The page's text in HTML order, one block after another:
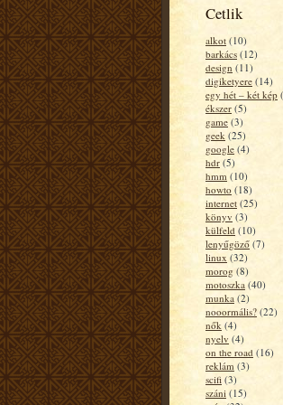
Cetlik
alkot (10)
barkács (12)
design (11)
digiketyere (14)
egy hét – két kép
ékszer (5)
game (3)
geek (25)
google (4)
hdr (5)
hmm (10)
howto (18)
internet (25)
könyv (3)
külfeld (10)
lenyűgöző (7)
linux (32)
morog (8)
motoszka (40)
munka (2)
nooormális? (22)
nők (4)
nyelv (4)
on the road (16)
reklám (3)
scifi (3)
száni (15)